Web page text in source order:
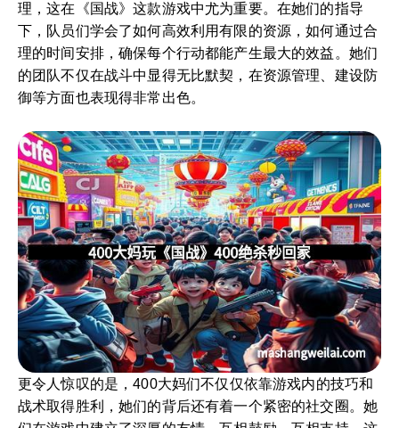
理，这在《国战》这款游戏中尤为重要。在她们的指导
下，队员们学会了如何高效利用有限的资源，如何通过合
理的时间安排，确保每个行动都能产生最大的效益。她们
的团队不仅在战斗中显得无比默契，在资源管理、建设防
御等方面也表现得非常出色。
更令人惊叹的是，400大妈们不仅仅依靠游戏内的技巧和
战术取得胜利，她们的背后还有着一个紧密的社交圈。她